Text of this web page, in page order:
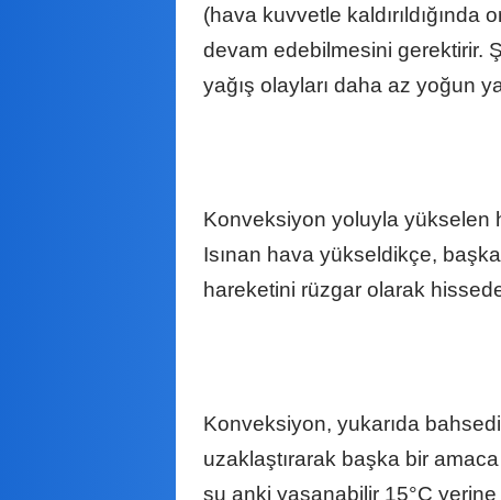
(hava kuvvetle
devam edebilmesini gerektirir.
yağış olayları daha az yoğun
Konveksiyon yoluyla yükselen
Isınan hava yükseldikçe,
hareketini rüzgar olarak
Konveksiyon, yukarıda
uzaklaştırarak başka bir
şu anki yaşanabilir 15°C yerine